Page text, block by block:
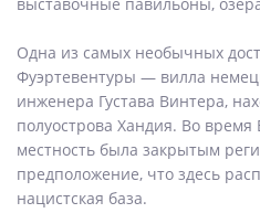
Одна из самых необычных
Фуэртевентуры — вилла
инженера Густава Винтера,
полуострова Хандия. Во
местность была закрытым
предположение, что здесь
нацистская база.